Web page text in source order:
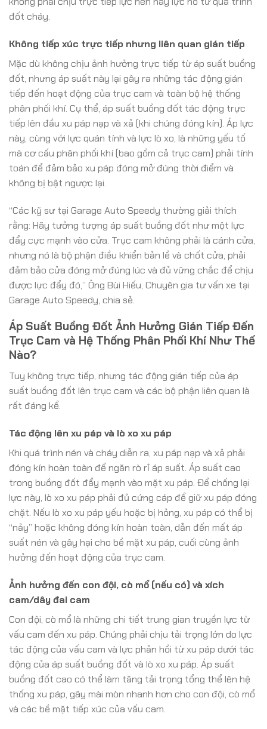
đốt cháy.
Không tiếp xúc trực tiếp nhưng liên quan gián tiếp
Mặc dù không chịu ảnh hưởng trực tiếp từ áp suất buồng
đốt, nhưng áp suất này lại gây ra những tác động gián
tiếp đến hoạt động của trục cam và toàn bộ hệ thống
phân phối khí. Cụ thể, áp suất buồng đốt tác động trực
tiếp lên đầu xu páp nạp và xả (khi chúng đóng kín). Áp lực
này, cùng với lực quán tính và lực lò xo, là những yếu tố
mà cơ cấu phân phối khí (bao gồm cả trục cam) phải tính
toán để đảm bảo xu páp đóng mở đúng thời điểm và
không bị bật ngược lại.
“Các kỹ sư tại Garage Auto Speedy thường giải thích
rằng: Hãy tưởng tượng áp suất buồng đốt như một lực
đẩy cực mạnh vào cửa. Trục cam không phải là cánh cửa,
nhưng nó là bộ phận điều khiển bản lề và chốt cửa, phải
đảm bảo cửa đóng mở đúng lúc và đủ vững chắc để chịu
được lực đẩy đó,” Ông Bùi Hiếu, Chuyên gia tư vấn xe tại
Garage Auto Speedy, chia sẻ.
Áp Suất Buồng Đốt Ảnh Hưởng Gián Tiếp Đến
Trục Cam và Hệ Thống Phân Phối Khí Như Thế
Nào?
Tuy không trực tiếp, nhưng tác động gián tiếp của áp
suất buồng đốt lên trục cam và các bộ phận liên quan là
rất đáng kể.
Tác động lên xu páp và lò xo xu páp
Khi quá trình nén và cháy diễn ra, xu páp nạp và xả phải
đóng kín hoàn toàn để ngăn rò rỉ áp suất. Áp suất cao
trong buồng đốt đẩy mạnh vào mặt xu páp. Để chống lại
lực này, lò xo xu páp phải đủ cứng cáp để giữ xu páp đóng
chặt. Nếu lò xo xu páp yếu hoặc bị hỏng, xu páp có thể bị
“nảy” hoặc không đóng kín hoàn toàn, dẫn đến mất áp
suất nén và gây hại cho bề mặt xu páp, cuối cùng ảnh
hưởng đến hoạt động của trục cam.
Ảnh hưởng đến con đội, cò mổ (nếu có) và xích
cam/dây đai cam
Con đội, cò mổ là những chi tiết trung gian truyền lực từ
vấu cam đến xu páp. Chúng phải chịu tải trọng lớn do lực
tác động của vấu cam và lực phản hồi từ xu páp dưới tác
động của áp suất buồng đốt và lò xo xu páp. Áp suất
buồng đốt cao có thể làm tăng tải trọng tổng thể lên hệ
thống xu páp, gây mài mòn nhanh hơn cho con đội, cò mổ
và các bề mặt tiếp xúc của vấu cam.